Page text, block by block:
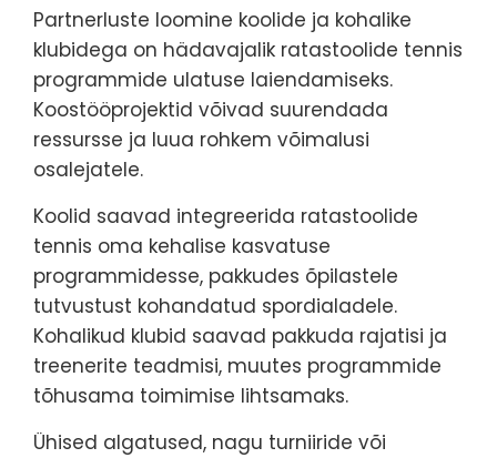
Partnerluste loomine koolide ja kohalike
klubidega on hädavajalik ratastoolide tennis
programmide ulatuse laiendamiseks.
Koostööprojektid võivad suurendada
ressursse ja luua rohkem võimalusi
osalejatele.
Koolid saavad integreerida ratastoolide
tennis oma kehalise kasvatuse
programmidesse, pakkudes õpilastele
tutvustust kohandatud spordialadele.
Kohalikud klubid saavad pakkuda rajatisi ja
treenerite teadmisi, muutes programmide
tõhusama toimimise lihtsamaks.
Ühised algatused, nagu turniiride või